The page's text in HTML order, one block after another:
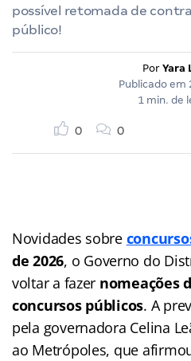
possível retomada de
público!
Por Yara
Publicado em
1 min. de
0 0
Novidades sobre
de 2026, o Governo do
voltar a fazer nomeações
concursos públicos. A
pela governadora Celina
ao Metrópoles, que